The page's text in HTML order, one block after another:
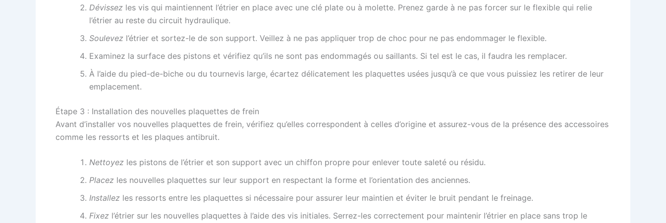
Dévissez les vis qui maintiennent l’étrier en place avec une clé plate ou à molette. Prenez garde à ne pas forcer sur le flexible qui relie
l’étrier au reste du circuit hydraulique.
Soulevez l’étrier et sortez-le de son support. Veillez à ne pas appliquer trop de choc pour ne pas endommager le flexible.
Examinez la surface des pistons et vérifiez qu’ils ne sont pas endommagés ou saillants. Si tel est le cas, il faudra les remplacer.
À l’aide du pied-de-biche ou du tournevis large, écartez délicatement les plaquettes usées jusqu’à ce que vous puissiez les retirer de leur
emplacement.
Étape 3 : Installation des nouvelles plaquettes de frein
Avant d’installer vos nouvelles plaquettes de frein, vérifiez qu’elles correspondent à celles d’origine et assurez-vous de la présence des accessoires
comme les ressorts et les plaques antibruit.
Nettoyez les pistons de l’étrier et son support avec un chiffon propre pour enlever toute saleté ou résidu.
Placez les nouvelles plaquettes sur leur support en respectant la forme et l’orientation des anciennes.
Installez les ressorts entre les plaquettes si nécessaire pour assurer leur maintien et éviter le bruit pendant le freinage.
Fixez l’étrier sur les nouvelles plaquettes à l’aide des vis initiales. Serrez-les correctement pour maintenir l’étrier en place sans trop le